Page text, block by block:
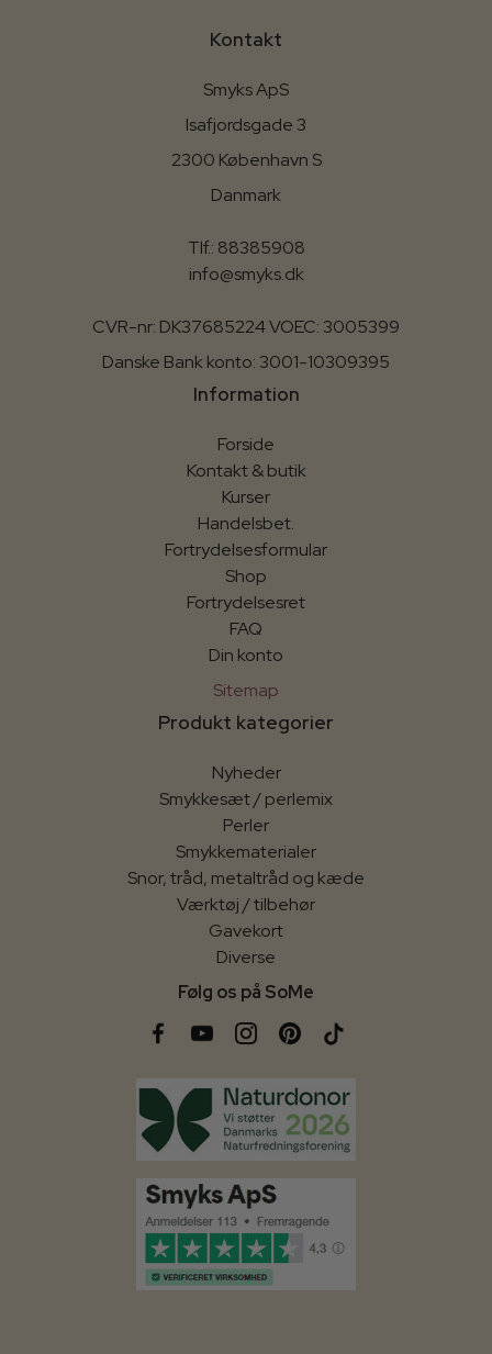
Kontakt
Smyks ApS
Isafjordsgade 3
2300 København S
Danmark
Tlf.: 88385908
info@smyks.dk
CVR-nr: DK37685224 VOEC: 3005399
Danske Bank konto: 3001-10309395
Information
Forside
Kontakt & butik
Kurser
Handelsbet.
Fortrydelsesformular
Shop
Fortrydelsesret
FAQ
Din konto
Sitemap
Produkt kategorier
Nyheder
Smykkesæt / perlemix
Perler
Smykkematerialer
Snor, tråd, metaltråd og kæde
Værktøj / tilbehør
Gavekort
Diverse
Følg os på SoMe